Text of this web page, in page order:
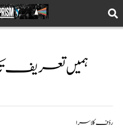
ہمیں تعریف
رؤف کلاسرا